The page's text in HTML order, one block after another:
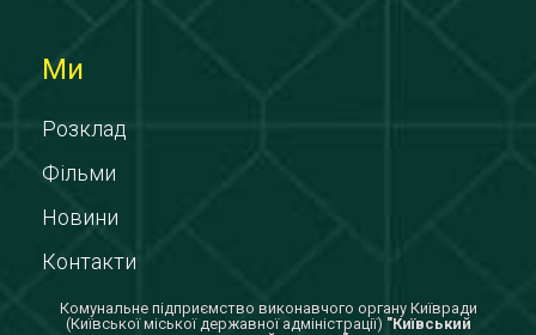
Ми
Розклад
Фільми
Новини
Контакти
Комунальне підприємство виконавчого органу Київради
(Київської міської державної адміністрації) "Київський